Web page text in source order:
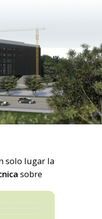
solo lugar la
sobre